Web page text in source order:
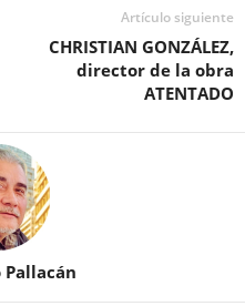
Artículo siguiente
CHRISTIAN GONZÁLEZ,
director de la obra
ATENTADO